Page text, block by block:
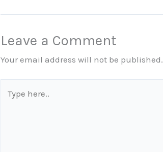
Leave a Comment
Your email address will not be published.
here..